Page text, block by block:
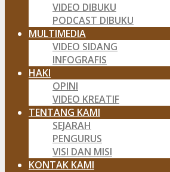
VIDEO DIBUKU
PODCAST DIBUKU
MULTIMEDIA
VIDEO SIDANG
INFOGRAFIS
HAKI
OPINI
VIDEO KREATIF
TENTANG KAMI
SEJARAH
PENGURUS
VISI DAN MISI
KONTAK KAMI